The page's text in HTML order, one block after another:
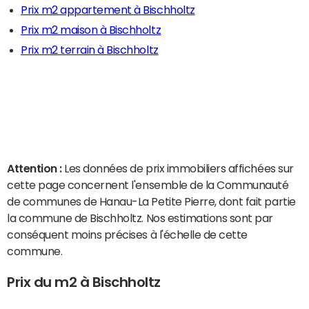
Prix m2 appartement à Bischholtz
Prix m2 maison à Bischholtz
Prix m2 terrain à Bischholtz
Attention : Les données de prix immobiliers affichées sur
cette page concernent l'ensemble de la Communauté
de communes de Hanau-La Petite Pierre, dont fait partie
la commune de Bischholtz. Nos estimations sont par
conséquent moins précises à l'échelle de cette
commune.
Prix du m2 à Bischholtz